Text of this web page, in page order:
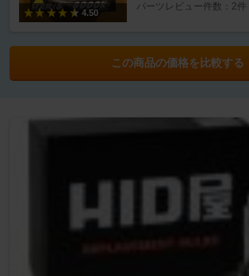
4.50
パーツレビュー件数：2件
この商品の価格を比較する